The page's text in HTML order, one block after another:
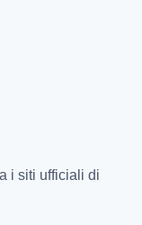
i siti ufficiali di